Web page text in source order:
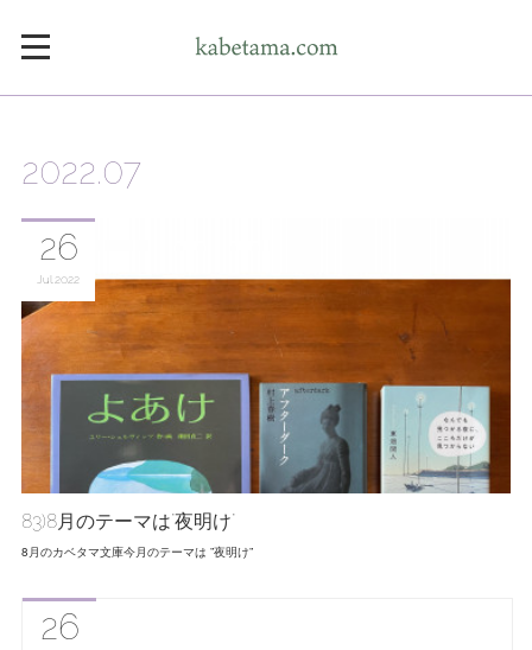
2022.07
83)8月のテーマは"夜明け"
8月のカベタマ文庫今月のテーマは ”夜明け”
26
Jul 2022
26